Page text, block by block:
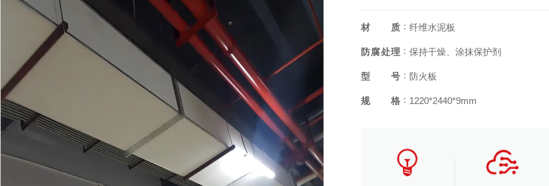
材质 ：纤维水泥板
防腐处理 ：保持干燥、涂抹保护剂
型号 ： 防火板
规格 ： 1220*2440*9mm